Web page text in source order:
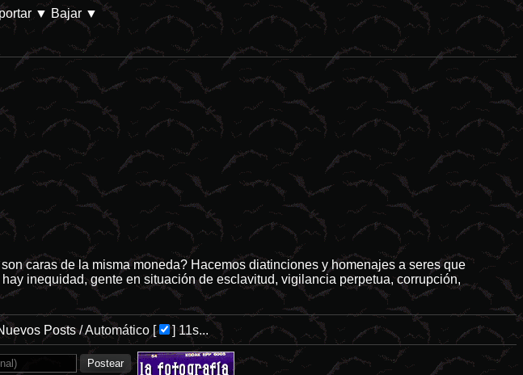
Parece que las películas de desastres naturales tienden a ser el idóneo campo de cultivo para
▼ Bajar ▼
caras de la misma moneda? Hacemos diatinciones y homenajes a seres que
inequidad, gente en situación de esclavitud, vigilancia perpetua, corrupción,
Posts/Automático [ ] 11s...